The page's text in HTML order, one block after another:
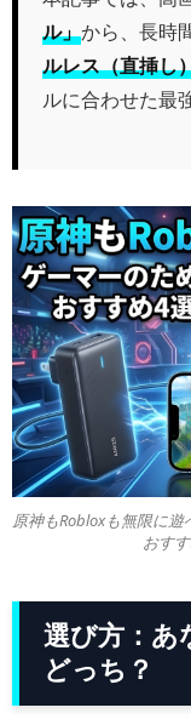
ル」から、長時
ルレス（直挿し
ルに合わせた最
原神もRobloxも無限に
おす
選び方：あ
どっち？